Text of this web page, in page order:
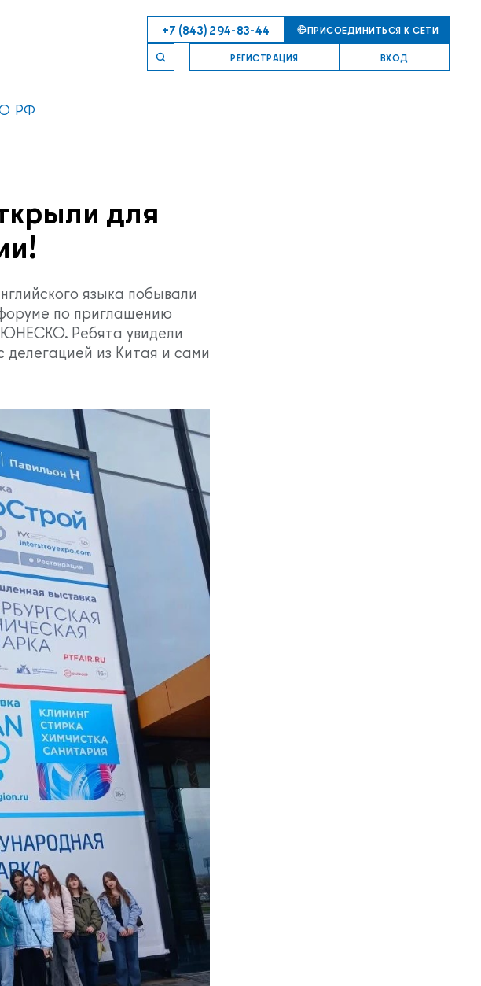
РФ
+7 (843) 294-83-44 ПРИСОЕДИНИТЬСЯ К СЕТИ
РЕГИСТРАЦИЯ ВХОД
для
языка побывали
по приглашению
Ребята увидели
из Китая и сами